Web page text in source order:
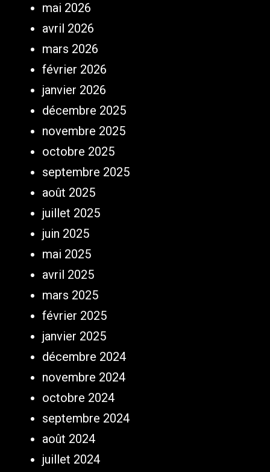
mai 2026
avril 2026
mars 2026
février 2026
janvier 2026
décembre 2025
novembre 2025
octobre 2025
septembre 2025
août 2025
juillet 2025
juin 2025
mai 2025
avril 2025
mars 2025
février 2025
janvier 2025
décembre 2024
novembre 2024
octobre 2024
septembre 2024
août 2024
juillet 2024